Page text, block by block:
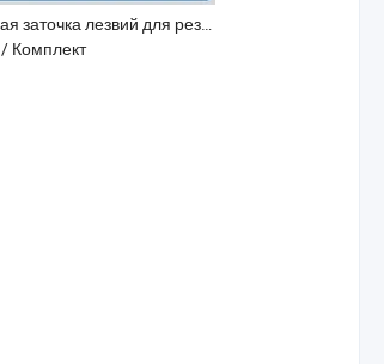
Оптовая заточка лезвий для резки с острым краем, профессиональные правила резки для пластиковых пленок
/ Комплект